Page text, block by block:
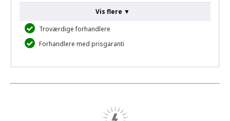
Vis flere ▼
Troværdige forhandlere
Forhandlere med prisgaranti